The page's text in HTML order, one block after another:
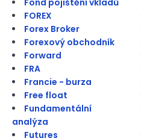
FOREX
Forex Broker
Forexový obchodník
Forward
FRA
Francie - burza
Free float
Fundamentální
analýza
Futures